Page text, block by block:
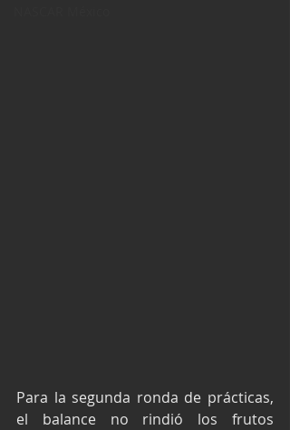
Para la segunda ronda de prácticas,
el balance no rindió los frutos